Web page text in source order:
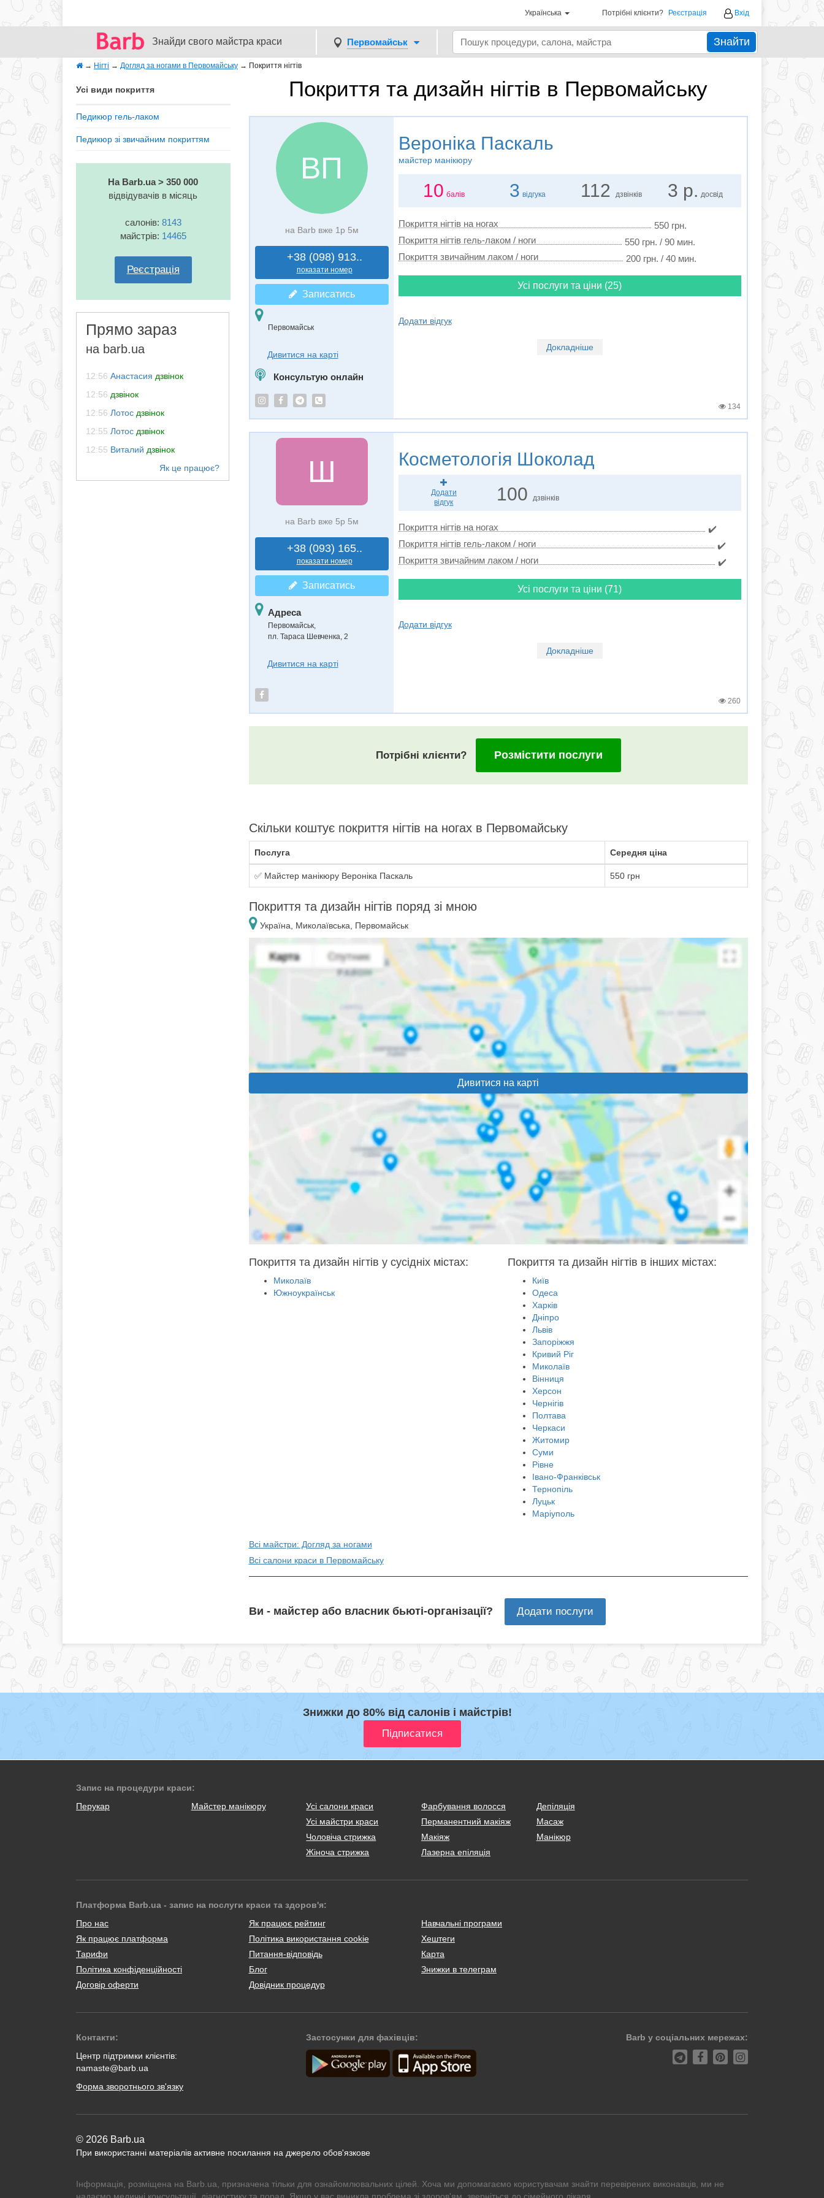
Українська Потрібні клієнти? Реєстрація Вхід
Знайди свого майстра краси Первомайськ Знайти
→ Нігті → Догляд за ногами в Первомайську → Покриття нігтів
Покриття та дизайн нігтів в Первомайську
Усі види покриття
Педикюр гель-лаком
Педикюр зі звичайним покриттям
На Barb.ua > 350 000
відвідувачів в місяць
салонів: 8143
майстрів: 14465
Реєстрація
Прямо зараз
на barb.ua
12:56 Анастасия дзвінок
12:56 дзвінок
12:56 Лотос дзвінок
12:55 Лотос дзвінок
12:55 Виталий дзвінок
ВП
на Barb вже 1р 5м
+38 (098) 913..
показати номер
Записатись
Первомайськ
Дивитися на карті
Консультую онлайн
Вероніка Паскаль
майстер манікюру
10 балів 3 відгука 112 дзвінків 3 р. досвід
Покриття нігтів на ногах
550 грн.
Покриття нігтів гель-лаком / ноги
550 грн. / 90 мин.
Покриття звичайним лаком / ноги
200 грн. / 40 мин.
Усі послуги та ціни (25)
Додати відгук
Докладніше
134
Ш
на Barb вже 5р 5м
+38 (093) 165..
показати номер
Записатись
Адреса
Первомайськ,
пл. Тараса Шевченка, 2
Дивитися на карті
Косметологія Шоколад
Додати
відгук
100 дзвінків
Покриття нігтів на ногах
✔️
Покриття нігтів гель-лаком / ноги
✔️
Покриття звичайним лаком / ноги
✔️
Усі послуги та ціни (71)
Додати відгук
Докладніше
260
Потрібні клієнти? Розмістити послуги
Скільки коштує покриття нігтів на ногах в Первомайську
Послуга Середня ціна
✅ Майстер манікюру Вероніка Паскаль 550 грн
Покриття та дизайн нігтів поряд зі мною
Україна, Миколаївська, Первомайськ
Дивитися на карті
Покриття та дизайн нігтів у сусідніх містах:
Миколаїв
Южноукраїнськ
Покриття та дизайн нігтів в інших містах:
Київ
Одеса
Харків
Дніпро
Львів
Запоріжжя
Кривий Ріг
Миколаїв
Вінниця
Херсон
Чернігів
Полтава
Черкаси
Житомир
Суми
Рівне
Івано-Франківськ
Тернопіль
Луцьк
Маріуполь
Всі майстри: Догляд за ногами
Всі салони краси в Первомайську
Ви - майстер або власник бьюті-організації? Додати послуги
Знижки до 80% від салонів і майстрів!
Запис на процедури краси:
Перукар
Майстер манікюру
Усі салони краси
Усі майстри краси
Чоловіча стрижка
Жіноча стрижка
Фарбування волосся
Перманентний макіяж
Макіяж
Лазерна епіляція
Депіляція
Масаж
Манікюр
Платформа Barb.ua - запис на послуги краси та здоров'я:
Про нас
Як працює платформа
Тарифи
Політика конфіденційності
Договір оферти
Як працює рейтинг
Політика використання cookie
Питання-відповідь
Блог
Довідник процедур
Навчальні програми
Хештеги
Карта
Знижки в телеграм
Контакти:
Центр підтримки клієнтів:
namaste@barb.ua
Форма зворотнього зв'язку
Застосунки для фахівців: Barb у соціальних мережах:
© 2026 Barb.ua
При використанні матеріалів активне посилання на джерело обов'язкове
Інформація, розміщена на Barb.ua, призначена тільки для ознайомлювальних цілей. Хоча ми допомагаємо користувачам знайти перевірених виконавців, ми не
надаємо медичні консультації, діагностику та порад. Якщо у вас виникла проблема зі здоров'ям, зверніться до сімейного лікаря.